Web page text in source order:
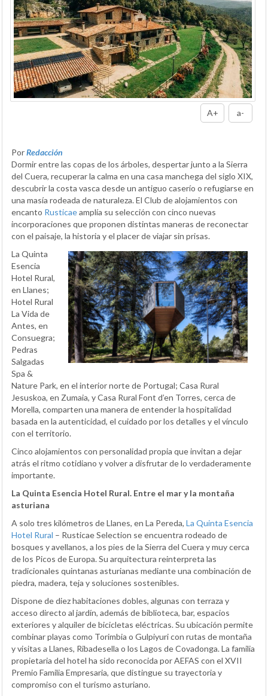
A+ a-
PorRedacción
Dormir entre las copas de los árboles, despertar junto a la Sierra
del Cuera, recuperar la calma en una casa manchega del siglo XIX,
descubrir la costa vasca desde un antiguo caserío o refugiarse en
una masía rodeada de naturaleza. El Club de alojamientos con
encanto Rusticaeamplía su selección con cinco nuevas
incorporaciones que proponen distintas maneras de reconectar
con el paisaje, la historia y el placer de viajar sin prisas.
La Quinta
Esencia
Hotel Rural,
en Llanes;
Hotel Rural
La Vida de
Antes, en
Consuegra;
Pedras
Salgadas
Spa &
Nature Park, en el interior norte de Portugal; Casa Rural
Jesuskoa, en Zumaia, y Casa Rural Font d’en Torres, cerca de
Morella, comparten una manera de entender la hospitalidad
basada en la autenticidad, el cuidado por los detalles y el vínculo
con el territorio.
Cinco alojamientos con personalidad propia que invitan a dejar
atrás el ritmo cotidiano y volver a disfrutar de lo verdaderamente
importante.
La Quinta Esencia Hotel Rural. Entre el mar y la montaña
asturiana
A solo tres kilómetros de Llanes, en La Pereda, La Quinta Esencia
Hotel Rural – Rusticae Selection se encuentra rodeado de
bosques y avellanos, a los pies de la Sierra del Cuera y muy cerca
de los Picos de Europa. Su arquitectura reinterpreta las
tradicionales quintanas asturianas mediante una combinación de
piedra, madera, teja y soluciones sostenibles.
Dispone de diez habitaciones dobles, algunas con terraza y
acceso directo al jardín, además de biblioteca, bar, espacios
exteriores y alquiler de bicicletas eléctricas. Su ubicación permite
combinar playas como Torimbia o Gulpiyuri con rutas de montaña
y visitas a Llanes, Ribadesella o los Lagos de Covadonga. La familia
propietaria del hotel ha sido reconocida por AEFAS con el XVII
Premio Familia Empresaria, que distingue su trayectoria y
compromiso con el turismo asturiano.